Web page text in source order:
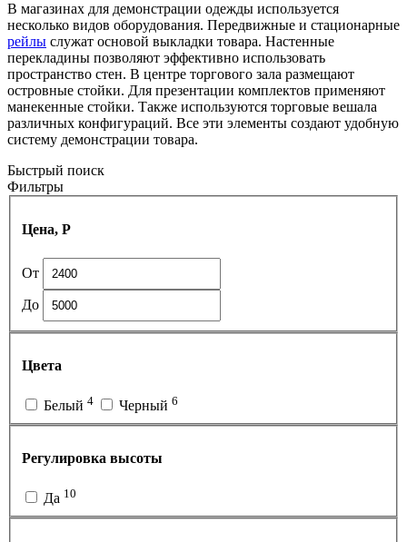
В магазинах для демонстрации одежды используется
несколько видов оборудования. Передвижные и стационарные
рейлы служат основой выкладки товара. Настенные
перекладины позволяют эффективно использовать
пространство стен. В центре торгового зала размещают
островные стойки. Для презентации комплектов применяют
манекенные стойки. Также используются торговые вешала
различных конфигураций. Все эти элементы создают удобную
систему демонстрации товара.
Быстрый поиск
Фильтры
Цена, Р
От
До
Цвета
Белый 4 Черный 6
Регулировка высоты
Да 10